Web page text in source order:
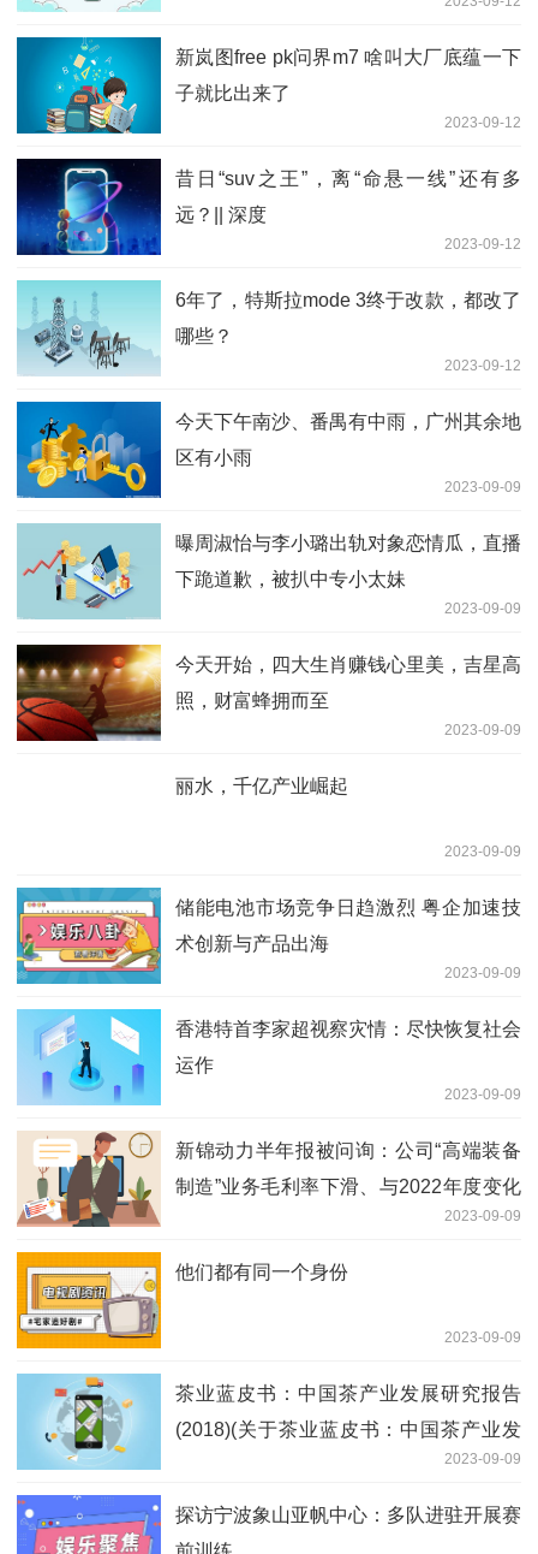
新岚图free pk问界m7 啥叫大厂底蕴一下
子就比出来了
2023-09-12
昔日“suv之王”，离“命悬一线”还有多
远？|| 深度
2023-09-12
6年了，特斯拉mode 3终于改款，都改了
哪些？
2023-09-12
今天下午南沙、番禺有中雨，广州其余地
区有小雨
2023-09-09
曝周淑怡与李小璐出轨对象恋情瓜，直播
下跪道歉，被扒中专小太妹
2023-09-09
今天开始，四大生肖赚钱心里美，吉星高
照，财富蜂拥而至
2023-09-09
丽水，千亿产业崛起
2023-09-09
储能电池市场竞争日趋激烈 粤企加速技
术创新与产品出海
2023-09-09
香港特首李家超视察灾情：尽快恢复社会
运作
2023-09-09
新锦动力半年报被问询：公司“高端装备
制造”业务毛利率下滑、与2022年度变化
2023-09-09
他们都有同一个身份
2023-09-09
茶业蓝皮书：中国茶产业发展研究报告
(2018)(关于茶业蓝皮书：中国茶产业发
2023-09-09
探访宁波象山亚帆中心：多队进驻开展赛